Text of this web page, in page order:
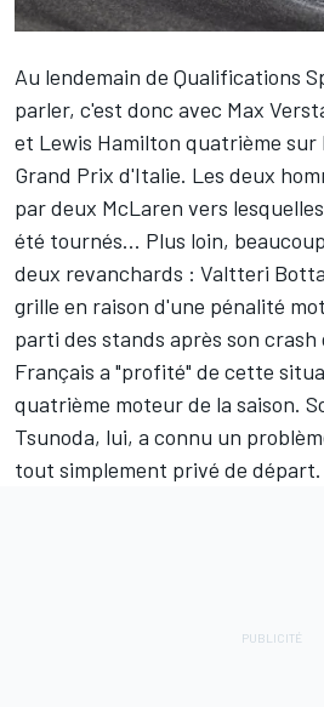
Au lendemain de Qualifications
parler, c'est donc avec Max
et Lewis Hamilton quatrième sur
Grand Prix d'Italie. Les deux
par deux McLaren vers
été tournés... Plus loin,
deux revanchards : Valtteri
grille en raison d'une pénalité
parti des stands après son crash
Français a "profité" de cette
quatrième moteur de la saison.
Tsunoda, lui, a connu un
tout simplement privé de départ.